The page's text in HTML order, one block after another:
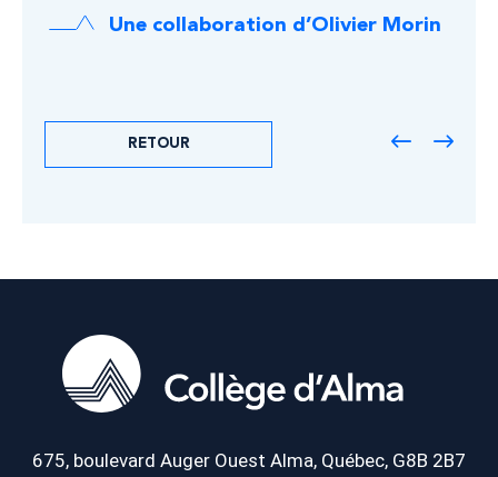
Une collaboration d’Olivier Morin
RETOUR
675, boulevard Auger Ouest Alma, Québec, G8B 2B7